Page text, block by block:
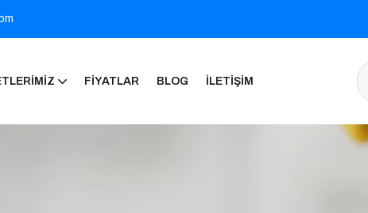
FIYATLAR BLOG İLETIŞIM